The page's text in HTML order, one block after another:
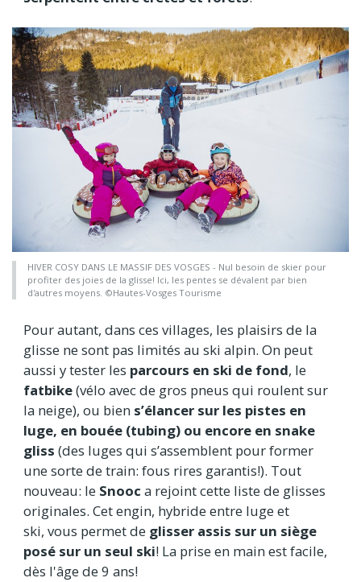
HIVER COSY DANS LE MASSIF DES VOSGES - Nul besoin de skier pour
profiter des joies de la glisse! Ici, les pentes se dévalent par bien
d'autres moyens. ©Hautes-Vosges Tourisme
Pour autant, dans ces villages, les plaisirs de la
glisse ne sont pas limités au ski alpin. On peut
aussi y tester les parcours en ski de fond, le
fatbike(vélo avec de gros pneus qui roulent sur
la neige), ou bien s’élancer sur les pistes en
luge, en bouée (tubing) ou encore en snake
gliss (des luges qui s’assemblent pour former
une sorte de train: fous rires garantis!). Tout
nouveau: le Snooc a rejoint cette liste de glisses
originales. Cet engin, hybride entre luge et
ski, vous permet de glisser assis sur un siège
posé sur un seul ski! La prise en main est facile,
dès l'âge de 9 ans!